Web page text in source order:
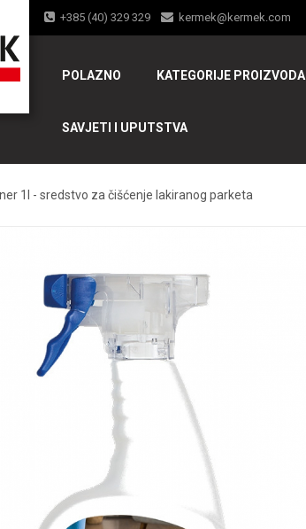
+385 (40) 329 329 kermek@kermek.com
POLAZNO KATEGORIJE PROIZVODA
SAVJETI I UPUTSTVA
1l - sredstvo za čišćenje lakiranog parketa